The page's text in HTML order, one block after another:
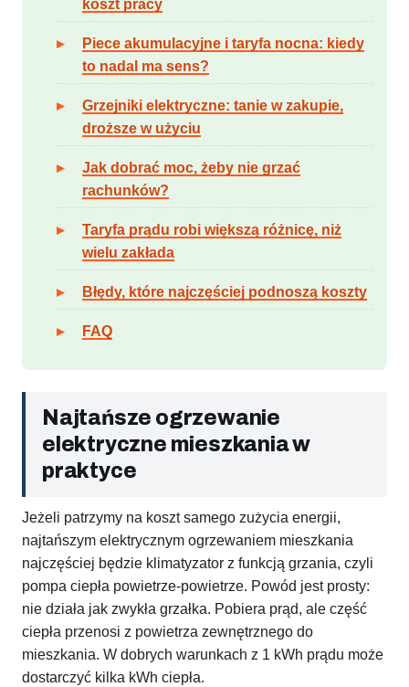
koszt pracy
Piece akumulacyjne i taryfa nocna: kiedy
to nadal ma sens?
Grzejniki elektryczne: tanie w zakupie,
droższe w użyciu
Jak dobrać moc, żeby nie grzać
rachunków?
Taryfa prądu robi większą różnicę, niż
wielu zakłada
Błędy, które najczęściej podnoszą koszty
FAQ
Najtańsze ogrzewanie
elektryczne mieszkania w
praktyce
Jeżeli patrzymy na koszt samego zużycia energii,
najtańszym elektrycznym ogrzewaniem mieszkania
najczęściej będzie klimatyzator z funkcją grzania, czyli
pompa ciepła powietrze-powietrze. Powód jest prosty:
nie działa jak zwykła grzałka. Pobiera prąd, ale część
ciepła przenosi z powietrza zewnętrznego do
mieszkania. W dobrych warunkach z 1 kWh prądu może
dostarczyć kilka kWh ciepła.